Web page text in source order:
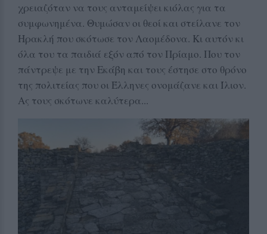
χρειαζόταν να τους ανταμείψει κιόλας για τα
συμφωνημένα. Θυμώσαν οι θεοί και στείλανε τον
Ηρακλή που σκότωσε τον Λαομέδονα. Κι αυτόν κι
όλα του τα παιδιά εξόν από τον Πρίαμο. Που τον
πάντρεψε με την Εκάβη και τους έστησε στο θρόνο
της πολιτείας που οι Έλληνες ονομάζανε και Ίλιον.
Ας τους σκότωνε καλύτερα...